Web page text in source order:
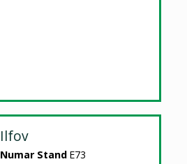
Ilfov
Numar Stand E73